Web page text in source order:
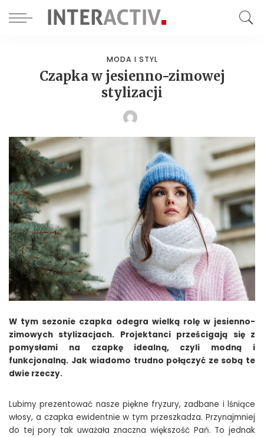
MODA I STYL
Czapka w jesienno-zimowej
stylizacji
W tym sezonie czapka odegra wielką rolę w jesienno-
zimowych stylizacjach. Projektanci prześcigają się z
pomysłami na czapkę idealną, czyli modną i
funkcjonalną. Jak wiadomo trudno połączyć ze sobą te
dwie rzeczy.
Lubimy prezentować nasze piękne fryzury, zadbane i lśniące
włosy, a czapka ewidentnie w tym przeszkadza. Przynajmniej
do tej pory tak uważała znaczna większość Pań. To jednak